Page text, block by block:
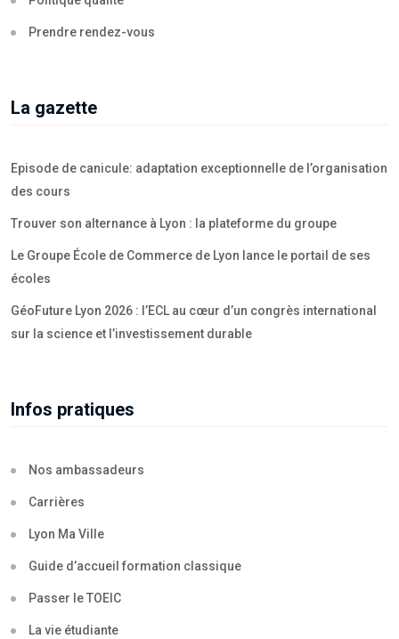
Prendre rendez-vous
La gazette
Episode de canicule: adaptation exceptionnelle de l’organisation
des cours
Trouver son alternance à Lyon : la plateforme du groupe
Le Groupe École de Commerce de Lyon lance le portail de ses
écoles
GéoFuture Lyon 2026 : l’ECL au cœur d’un congrès international
sur la science et l’investissement durable
Infos pratiques
Nos ambassadeurs
Carrières
Lyon Ma Ville
Guide d’accueil formation classique
Passer le TOEIC
La vie étudiante